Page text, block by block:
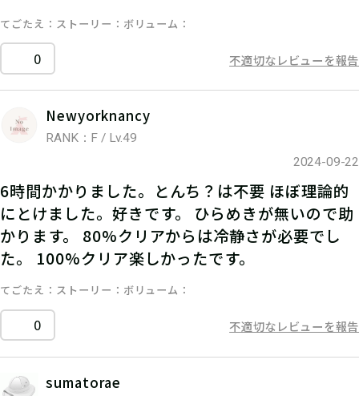
てごたえ ストーリー ボリューム
0 不適切なレビューを報告
Newyorknancy
RANK：F / Lv.49
2024-09-22
6時間かかりました。とんち？は不要 ほぼ理論的
にとけました。好きです。 ひらめきが無いので助
かります。 80%クリアからは冷静さが必要でし
た。 100%クリア楽しかったです。
てごたえ ストーリー ボリューム
0 不適切なレビューを報告
sumatorae